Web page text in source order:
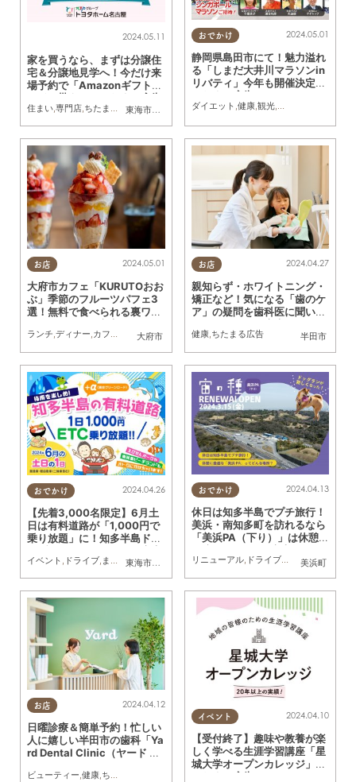
東海市
,大府市
2024.05.11
家を買うなら、まずは分譲住
宅＆分譲地見学へ！今だけ来
場予約で「Amazonギフトカ
ード」貰える／ちたまる広告
住まい 専門店 ちたまる広告 ,家族 プレゼント
おでかけ 2024.05.01
静岡県島田市にて！魅力溢れ
る「しまだ大井川マラソンin
リバティ」今年も開催決定／
ちたまる広告
ダイエット ,健康,観光,自然
お店
大府市
2024.05.01
大府市カフェ「KURUTOおお
ぶ」季節のフルーツパフェ3
選！無料で食べられる裏ワザ
ペーンは終了しました
ランチ,ディナー,カフェ スイーツ,テイクアウト,ちたまる広告 KURUTOHP
お店
半田市
2024.04.27
親知らず・ホワイトニング・
矯正など！気になる「歯のケ
ア」の疑問を歯科医に聞いて
健康,ちたまる広告
おでかけ
東海市
, 大府市 知多市,東浦町,阿久比町,半田市,常滑市
2024.04.26
【先着3,000名限定】6月土
日は有料道路が「1,000円で
乗り放題」に！知多半島ドラ
イベント , ドライブ, まちネタ ,ちたまる広告 ,高速道路
おでかけ
美浜町
2024.04.13
休日は知多半島でプチ旅行！
美浜・南知多町を訪れるなら
「美浜PA（下り）」は休憩に
リニューアル, ドライブ,旅行 ,観光,まちネ
お店 2024.04.12
日曜診療＆簡単予約！忙しい
人に嬉しい半田市の歯科「Ya
rd Dental Clinic（ヤード デ
まる広告
ビューティー,健康,ちたまる広告
イベント 2024.04.10
【受付終了】趣味や教養が楽
しく学べる生涯学習講座「星
城大学オープンカレッジ」／
ちたまる広告